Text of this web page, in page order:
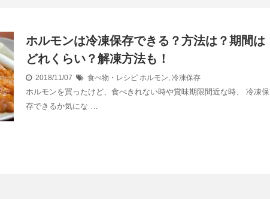
ホルモンは冷凍保存できる？方法は？期間は
どれくらい？解凍方法も！
2018/11/07 食べ物・レシピ ホルモン, 冷凍保存
ホルモンを買ったけど、食べきれない時や賞味期限間近な時、 冷凍保
存できるか気にな …